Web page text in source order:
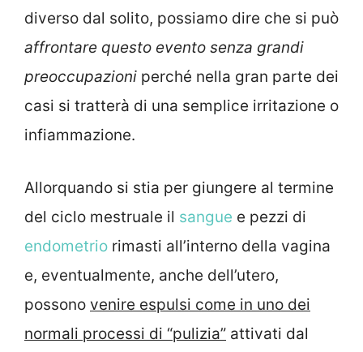
diverso dal solito, possiamo dire che si può
affrontare questo evento senza grandi
preoccupazioni perché nella gran parte dei
casi si tratterà di una semplice irritazione o
infiammazione.
Allorquando si stia per giungere al termine
del ciclo mestruale il sangue e pezzi di
endometrio rimasti all’interno della vagina
e, eventualmente, anche dell’utero,
possono venire espulsi come in uno dei
normali processi di “pulizia” attivati dal